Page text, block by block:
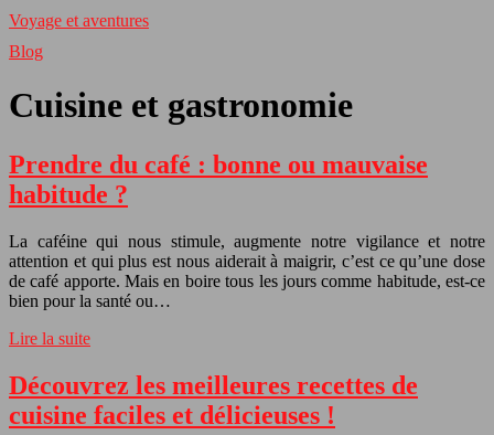
Voyage et aventures
Blog
Cuisine et gastronomie
Prendre du café : bonne ou mauvaise
habitude ?
La caféine qui nous stimule, augmente notre vigilance et notre
attention et qui plus est nous aiderait à maigrir, c’est ce qu’une dose
de café apporte. Mais en boire tous les jours comme habitude, est-ce
bien pour la santé ou…
Lire la suite
Découvrez les meilleures recettes de
cuisine faciles et délicieuses !